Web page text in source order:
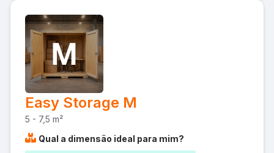
Easy Storage M
5 - 7,5 m²
Qual a dimensão ideal para mim?